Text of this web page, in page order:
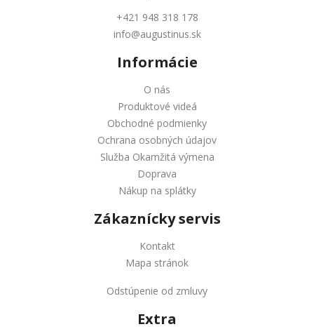
+421 948 318 178
info@augustinus.sk
Informácie
O nás
Produktové videá
Obchodné podmienky
Ochrana osobných údajov
Služba Okamžitá výmena
Doprava
Nákup na splátky
Zákaznícky servis
Kontakt
Mapa stránok
Odstúpenie od zmluvy
Extra